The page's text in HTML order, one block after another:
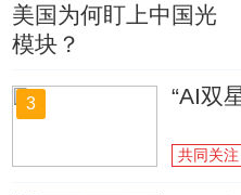
美国为何盯上中国光
模块？
3 “AI双
共同关注